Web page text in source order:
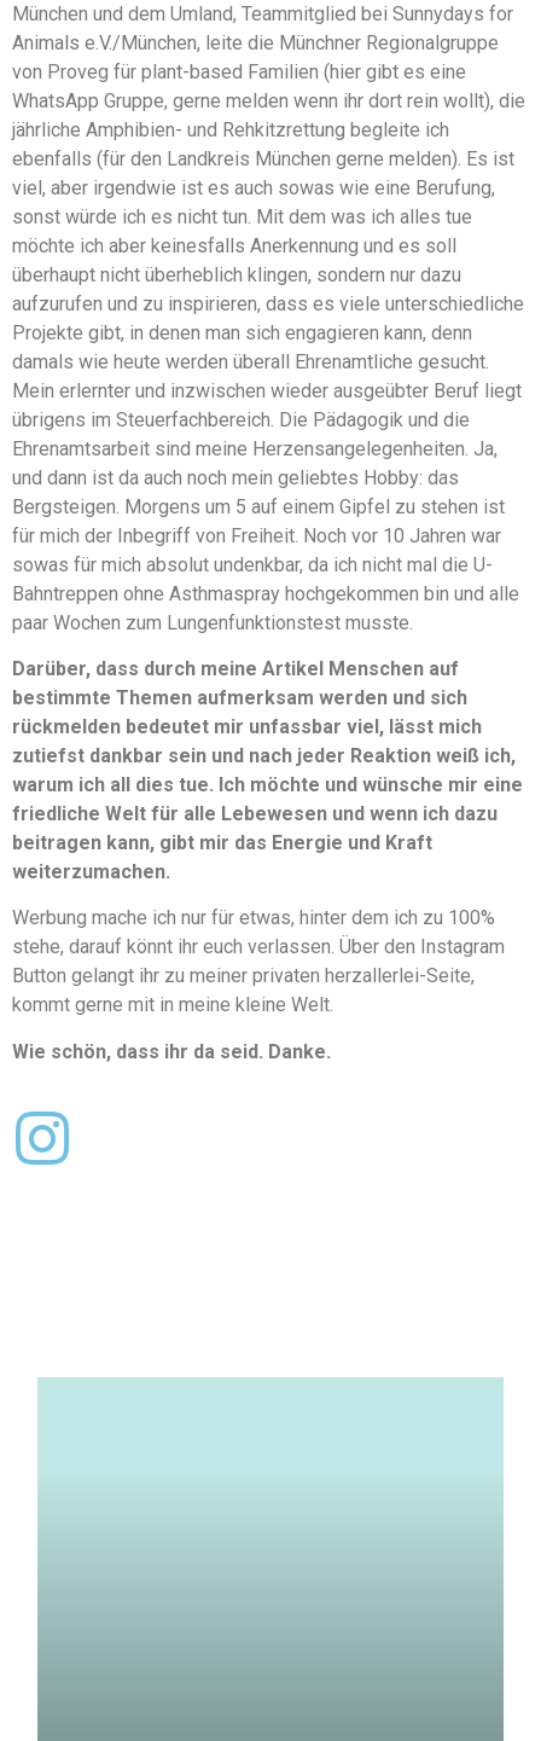
München und dem Umland, Teammitglied bei Sunnydays for
Animals e.V./München, leite die Münchner Regionalgruppe
von Proveg für plant-based Familien (hier gibt es eine
WhatsApp Gruppe, gerne melden wenn ihr dort rein wollt), die
jährliche Amphibien- und Rehkitzrettung begleite ich
ebenfalls (für den Landkreis München gerne melden). Es ist
viel, aber irgendwie ist es auch sowas wie eine Berufung,
sonst würde ich es nicht tun. Mit dem was ich alles tue
möchte ich aber keinesfalls Anerkennung und es soll
überhaupt nicht überheblich klingen, sondern nur dazu
aufzurufen und zu inspirieren, dass es viele unterschiedliche
Projekte gibt, in denen man sich engagieren kann, denn
damals wie heute werden überall Ehrenamtliche gesucht.
Mein erlernter und inzwischen wieder ausgeübter Beruf liegt
übrigens im Steuerfachbereich. Die Pädagogik und die
Ehrenamtsarbeit sind meine Herzensangelegenheiten. Ja,
und dann ist da auch noch mein geliebtes Hobby: das
Bergsteigen. Morgens um 5 auf einem Gipfel zu stehen ist
für mich der Inbegriff von Freiheit. Noch vor 10 Jahren war
sowas für mich absolut undenkbar, da ich nicht mal die U-
Bahntreppen ohne Asthmaspray hochgekommen bin und alle
paar Wochen zum Lungenfunktionstest musste.
Darüber, dass durch meine Artikel Menschen auf
bestimmte Themen aufmerksam werden und sich
rückmelden bedeutet mir unfassbar viel, lässt mich
zutiefst dankbar sein und nach jeder Reaktion weiß ich,
warum ich all dies tue. Ich möchte und wünsche mir eine
friedliche Welt für alle Lebewesen und wenn ich dazu
beitragen kann, gibt mir das Energie und Kraft
weiterzumachen.
Werbung mache ich nur für etwas, hinter dem ich zu 100%
stehe, darauf könnt ihr euch verlassen. Über den Instagram
Button gelangt ihr zu meiner privaten herzallerlei-Seite,
kommt gerne mit in meine kleine Welt.
Wie schön, dass ihr da seid. Danke.